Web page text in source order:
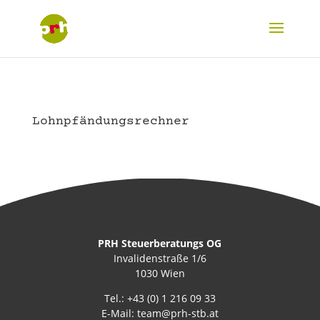
Lohnpfändungsrechner
PRH Steuerberatungs OG
Invalidenstraße 1/6
1030 Wien
Tel.: +43 (0) 1 216 09 33
E-Mail: team@prh-stb.at